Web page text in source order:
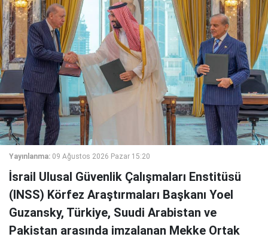
Yayınlanma: 09 Ağustos 2026 Pazar 15:20
İsrail Ulusal Güvenlik Çalışmaları Enstitüsü
(INSS) Körfez Araştırmaları Başkanı Yoel
Guzansky, Türkiye, Suudi Arabistan ve
Pakistan arasında imzalanan Mekke Ortak